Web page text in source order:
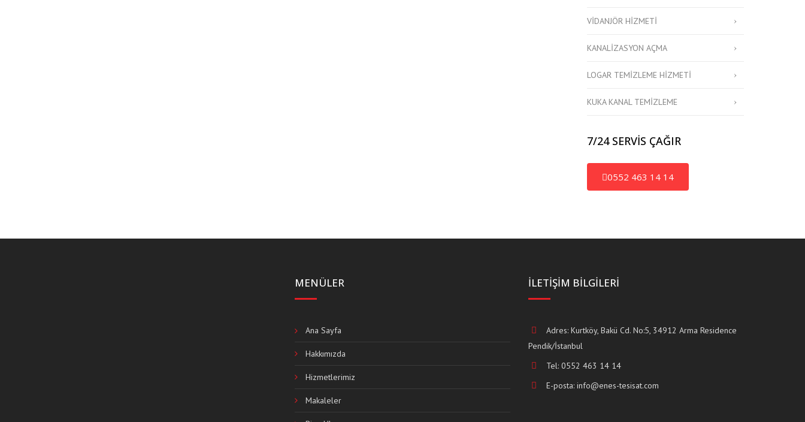
VIDANJÖR HIZMETI
KANALIZASYON AÇMA
LOGAR TEMIZLEME HIZMETI
KUKA KANAL TEMIZLEME
7/24 SERVİS ÇAĞIR
0552 463 14 14
MENÜLER
Ana Sayfa
Hakkımızda
Hizmetlerimiz
Makaleler
İLETİŞİM BİLGİLERİ
Adres: Kurtköy, Bakü Cd. No:5, 34912 Arma Residence
Pendik/İstanbul
Tel: 0552 463 14 14
E-posta: info@enes-tesisat.com